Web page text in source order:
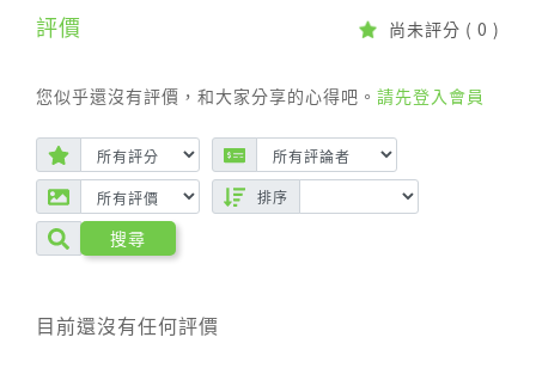
意味著我們經常可以更頻繁地訓練它，但是作為一
個健身或運動的人，我們必須意識到過於頻繁地訓
群不僅僅要能承受，來自日常訓練動作所帶來的持
續壓力外，他們還必須經由核心肌群的穩定性來提
供身體肌肉收縮，以支持最大程度的力量輸出，例
如深蹲與硬舉及其它高強度高負荷的運動能力等
等，因此，核心肌群對於我們無論是運動或日成生
評價 尚未評分 ( 0 )
您似乎還沒有評價，和大家分享的心得吧。 請先登入會員
排序
搜尋
目前還沒有任何評價